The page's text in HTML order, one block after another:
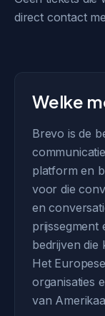
direct contact
Welke
Brevo is de
platform en
voor die
en
prijssegment
bedrijven die
Het
organisaties
van